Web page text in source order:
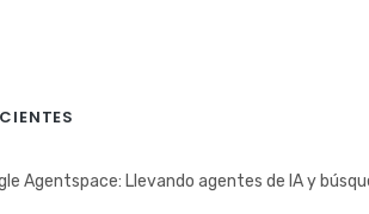
Agentspace: Llevando agentes de IA y